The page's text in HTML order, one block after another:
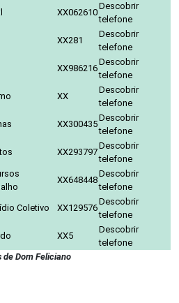
XX062610
Descobrir
telefone
XX281
Descobrir
telefone
XX986216
Descobrir
telefone
XX
Descobrir
telefone
XX300435
Descobrir
telefone
XX293797
Descobrir
telefone
XX648448
Descobrir
telefone
Coletivo XX129576
Descobrir
telefone
XX5
Descobrir
telefone
de Dom Feliciano